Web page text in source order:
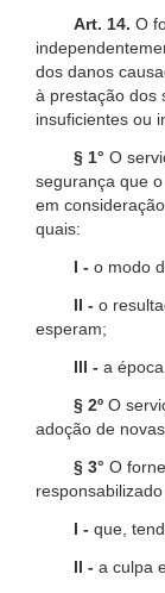
Art. 14. O
dos danos
à prestação dos
insuficientes ou
§ 1° O
segurança que
em
quais:
I - o modo
II - o
esperam;
III - a
§ 2º O
adoção de
§ 3° O
I - que,
II - a culpa